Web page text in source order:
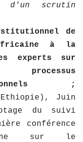
d'un scrutin
de
à la
experts sur
;
Juin
du suivi
conférence
sur le